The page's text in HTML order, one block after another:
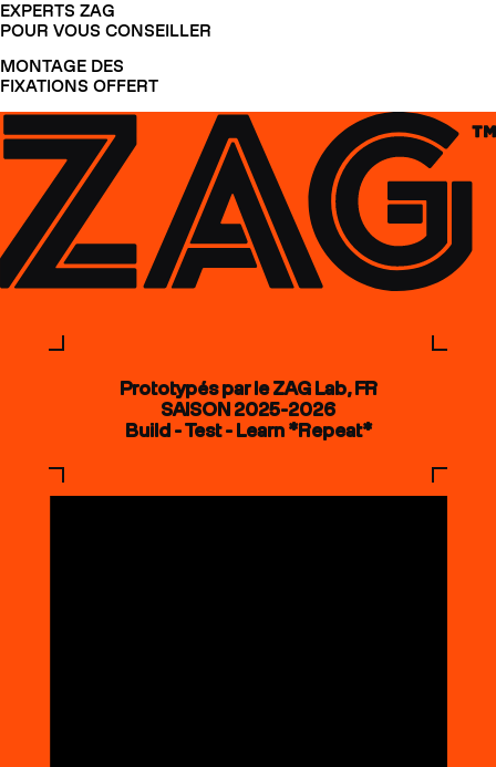
EXPERTS ZAG
POUR VOUS CONSEILLER
MONTAGE DES
FIXATIONS OFFERT
Prototypés par le ZAG Lab, FR
SAISON 2025-2026
Build - Test - Learn *Repeat*